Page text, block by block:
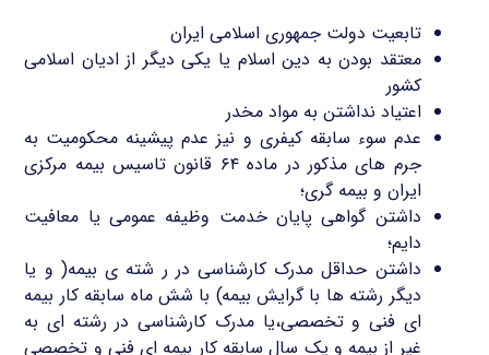
تابعیت دولت جمهوری اسلامی ایران
معتقد بودن به دین اسلام یا یکی دیگر از ادیان اسلامی
کشور
اعتیاد نداشتن به مواد مخدر
عدم سوء سابقه کیفری و نیز عدم پیشینه محکومیت به
جرم های مذکور در ماده ۶۴ قانون تاسیس بیمه مرکزی
ایران و بیمه گری؛
داشتن گواهی پایان خدمت وظیفه عمومی یا معافیت
دایم؛
داشتن حداقل مدرک کارشناسی در ر شته ی بیمه( و یا
دیگر رشته ها با گرایش بیمه) با شش ماه سابقه کار بیمه
ای فنی و تخصصی،یا مدرک کارشناسی در رشته ای به
غیر از بیمه و یک سال سابقه کار بیمه ای فنی و تخصصی